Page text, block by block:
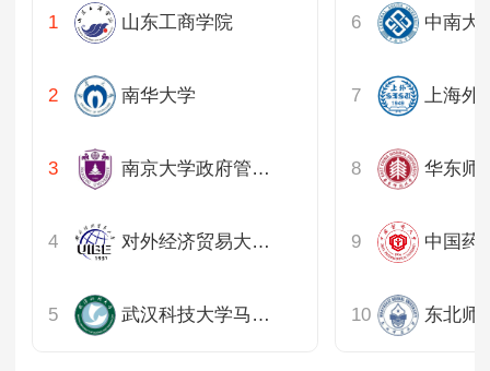
山东工商学院
南华大学
南京大学政府管理学院
对外经济贸易大学公共管理学院
武汉科技大学马克思主义学院
上海外